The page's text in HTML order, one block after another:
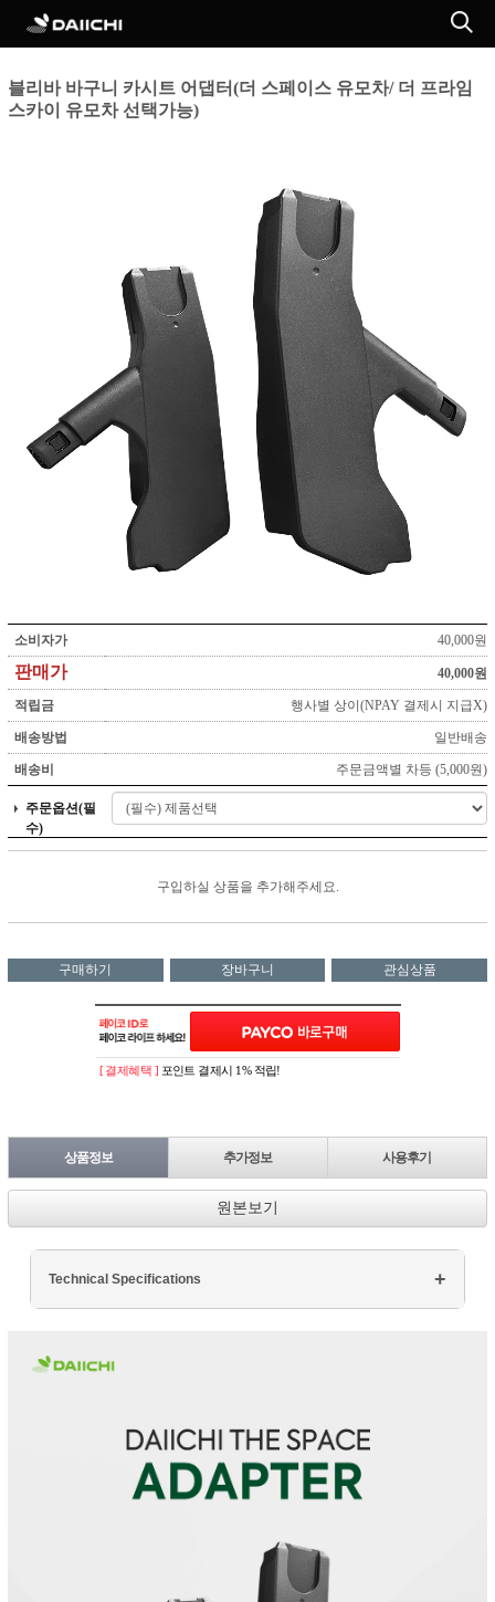
블리바 바구니 카시트 어댑터(더 스페이스 유모차/ 더 프라임
스카이 유모차 선택가능)
소비자가 40,000원
판매가 40,000원
적립금 행사별 상이(NPAY 결제시 지급X)
배송방법 일반배송
배송비 주문금액별 차등 (5,000원)
주문옵션(필
수)
구입하실 상품을 추가해주세요.
구매하기 장바구니 관심상품
PAYCO 바로구매
[ 결제혜택 ] 포인트 결제시 1% 적립!
상품정보 추가정보 사용후기
원본보기
Technical Specifications